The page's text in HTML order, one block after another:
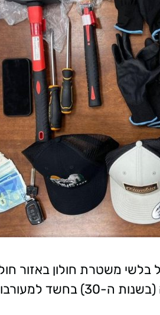
משטרת חולון באזור
השוטרים שני חשודים, תושבי בת ים ונס